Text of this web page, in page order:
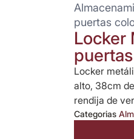
puertas
Locker
Locker
alto, 38cm
rendija de
Categorias